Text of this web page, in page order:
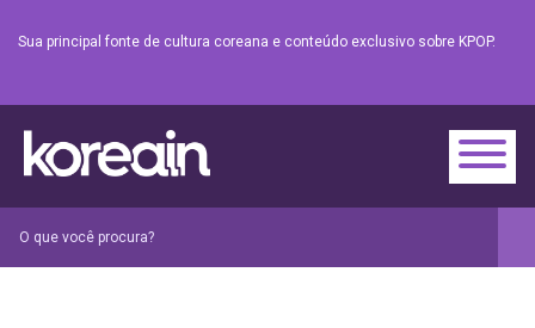
Sua principal fonte de cultura coreana e conteúdo exclusivo sobre KPOP.